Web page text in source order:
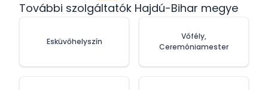
További szolgáltatók Hajdú-Bihar megye
Esküvőhelyszín
Vőfély,
Ceremóniamester